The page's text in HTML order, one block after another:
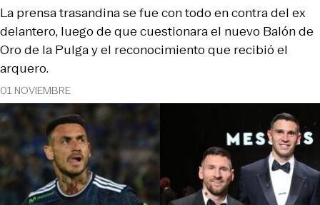
01 NOVIEMBRE
La prensa trasandina se fue con todo en contra del ex
delantero, luego de que cuestionara el nuevo Balón de
Oro de la Pulga y el reconocimiento que recibió el
arquero.